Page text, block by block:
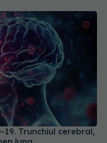
Trunchiul cerebral,
lung